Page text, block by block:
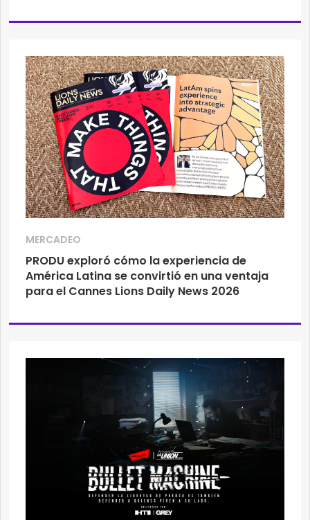
MERCADEO
PRODU exploró cómo la experiencia de
América Latina se convirtió en una ventaja
para el Cannes Lions Daily News 2026